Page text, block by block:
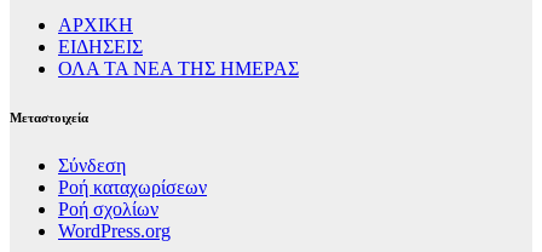
ΑΡΧΙΚΗ
ΕΙΔΗΣΕΙΣ
ΟΛΑ ΤΑ ΝΕΑ ΤΗΣ ΗΜΕΡΑΣ
Μεταστοιχεία
Σύνδεση
Ροή καταχωρίσεων
Ροή σχολίων
WordPress.org